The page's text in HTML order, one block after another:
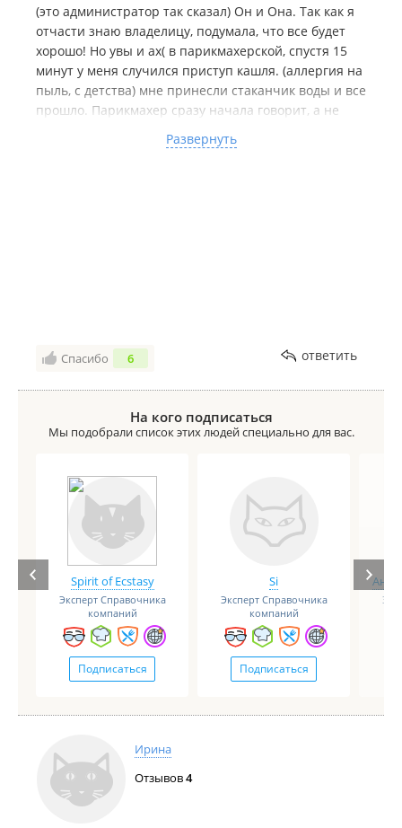
(это администратор так сказал) Он и Она. Так как я
отчасти знаю владелицу, подумала, что все будет
хорошо! Но увы и ах( в парикмахерской, спустя 15
минут у меня случился приступ кашля. (аллергия на
пыль, с детства) мне принесли стаканчик воды и все
прошло. Парикмахер сразу начала говорит, а не
заражать, она переживает за это (но не надевает
часов чесалась спина( в общем не пойду я более в
эту ПАРИКМАХЕРСКУЮ😂
Развернуть
Спасибо 6 ответить
На кого подписаться
Мы подобрали список этих людей специально для вас.
Spirit of Ecstasy
Эксперт Справочника
компаний
Подписаться
Si
Эксперт Справочника
компаний
Подписаться
Ирина
Отзывов4